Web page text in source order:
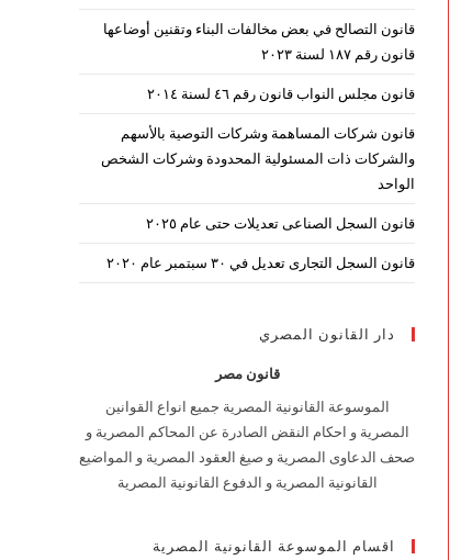
قانون التصالح في بعض مخالفات البناء وتقنين أوضاعها
قانون رقم ۱۸۷ لسنة ۲۰۲۳
قانون مجلس النواب قانون رقم ٤٦ لسنة ٢٠١٤
قانون شركات المساهمة وشركات التوصية بالأسهم
والشركات ذات المسئولية المحدودة وشركات الشخص
الواحد
قانون السجل الصناعى تعديلات حتى عام ٢٠٢٥
قانون السجل التجارى تعديل في ٣٠ سبتمبر عام ٢٠٢٠
دار القانون المصري
قانون مصر
الموسوعة القانونية المصرية جميع انواع القوانين
المصرية و احكام النقض الصادرة عن المحاكم المصرية و
صحف الدعاوى المصرية و صيغ العقود المصرية و المواضيع
القانونية المصرية و الدفوع القانونية المصرية
اقسام الموسوعة القانونية المصرية